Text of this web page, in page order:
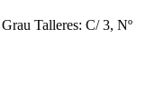
Talleres: C/ 3, Nº